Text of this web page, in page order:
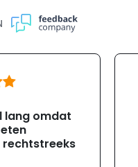
lang omdat
rechtstreeks